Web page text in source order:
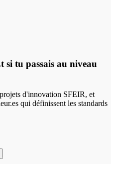
si tu passais au niveau
d'innovation SFEIR, et
qui définissent les standards